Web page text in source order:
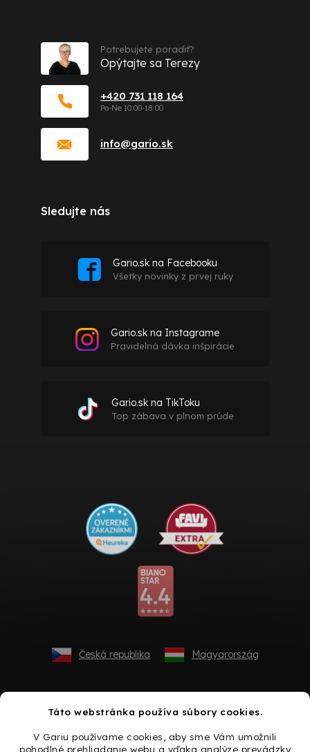
Táto webstránka používa súbory cookies.
V Gariu používame cookies, aby sme Vám umožnili
pohodlné prehliadanie webu a vďaka analýze prevádzky
info@gario.sk
+420 731 118 164
Potrebujete poradiť?
Opýtajte sa Terezy
Sledujte nás
Gario.sk na Facebooku
Všetky novinky z prvej ruky
Gario.sk na Instagrame
Pravidelná dávka inšpirácie
Gario.sk na TikToku
Top zábava v plnom prúde
Česká republika Magyarország